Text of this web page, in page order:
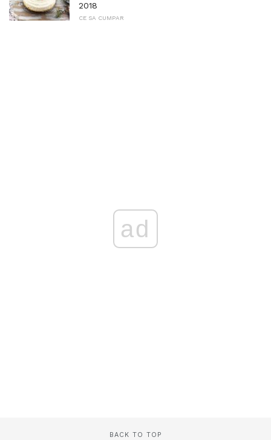
2018
CE SA CUMPAR
ad
BACK TO TOP